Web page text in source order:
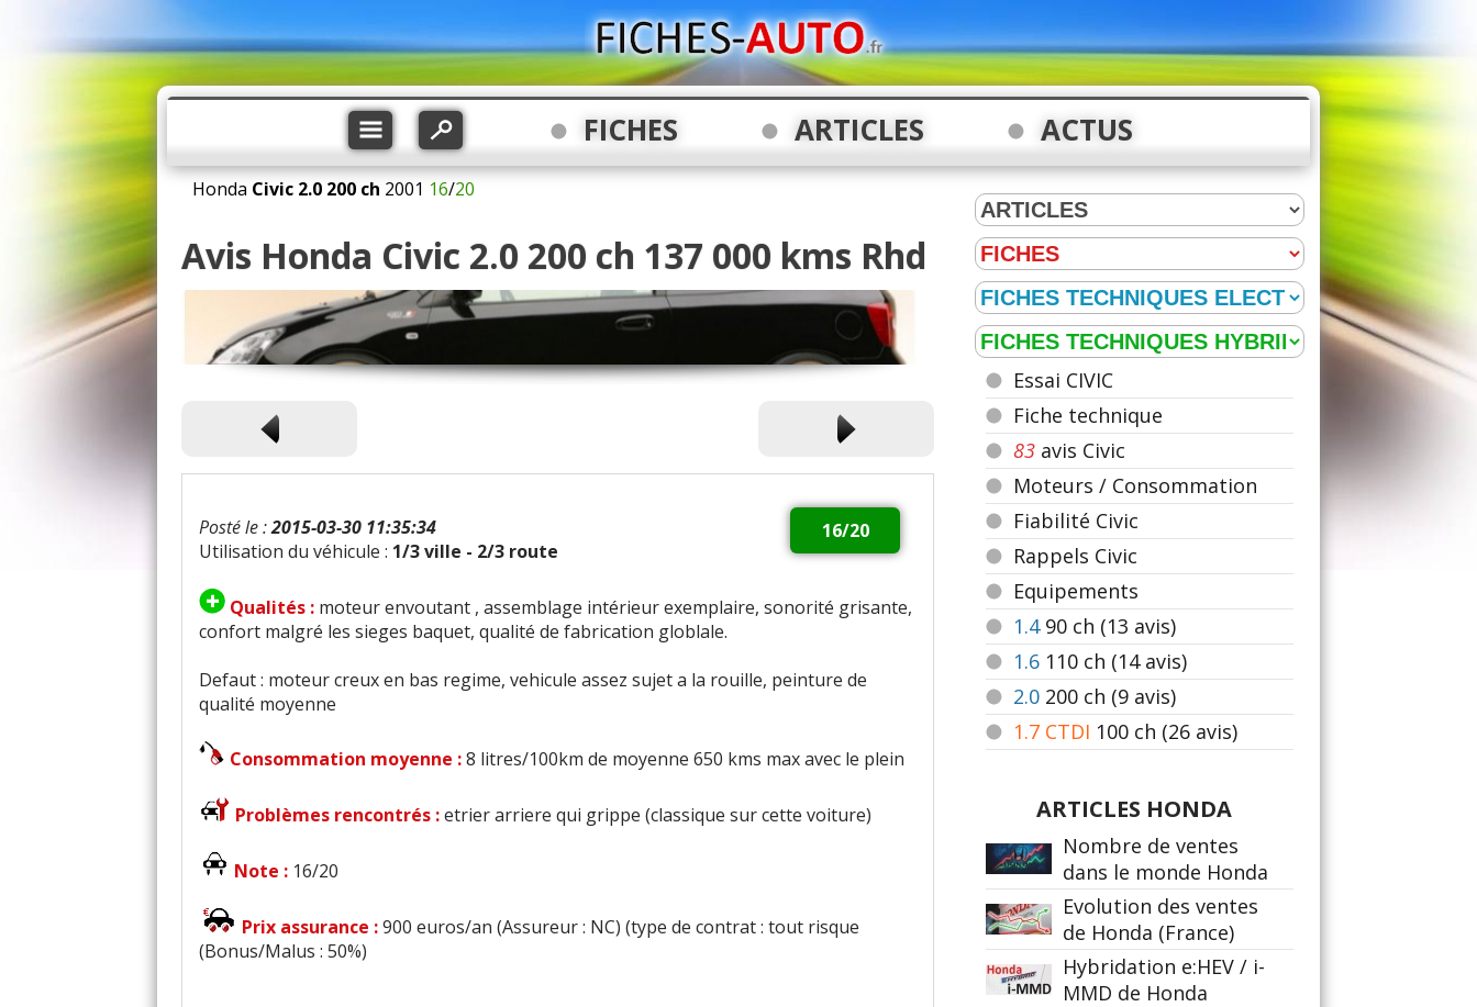
FICHES ARTICLES ACTUS
Honda Civic 2.0 200 ch 2001 16/20
Avis Honda Civic 2.0 200 ch 137 000 kms Rhd
16/20
Posté le :2015-03-30 11:35:34
Utilisation du véhicule : 1/3 ville - 2/3 route
Qualités : moteur envoutant , assemblage intérieur exemplaire, sonorité grisante,
confort malgré les sieges baquet, qualité de fabrication globlale.
Defaut : moteur creux en bas regime, vehicule assez sujet a la rouille, peinture de
qualité moyenne
Consommation moyenne :8 litres/100km de moyenne 650 kms max avec le plein
Problèmes rencontrés :etrier arriere qui grippe (classique sur cette voiture)
Note : 16/20
Prix assurance :900 euros/an (Assureur : NC) (type de contrat : tout risque
(Bonus/Malus : 50%)
Essai CIVIC
Fiche technique
83 avis Civic
Moteurs / Consommation
Fiabilité Civic
Rappels Civic
Equipements
1.490 ch (13 avis)
1.6 110 ch (14 avis)
2.0 200 ch (9 avis)
1.7 CTDI 100 ch (26 avis)
ARTICLES HONDA
Nombre de ventes
dans le monde Honda
Evolution des ventes
de Honda (France)
Hybridation e:HEV / i-
MMD de Honda